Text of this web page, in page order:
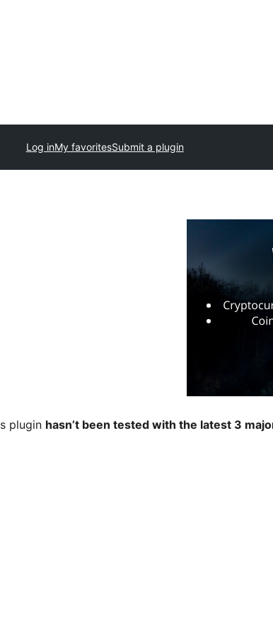
Submit a plugin
My favorites
Log in
plugin hasn’t been tested with the latest 3